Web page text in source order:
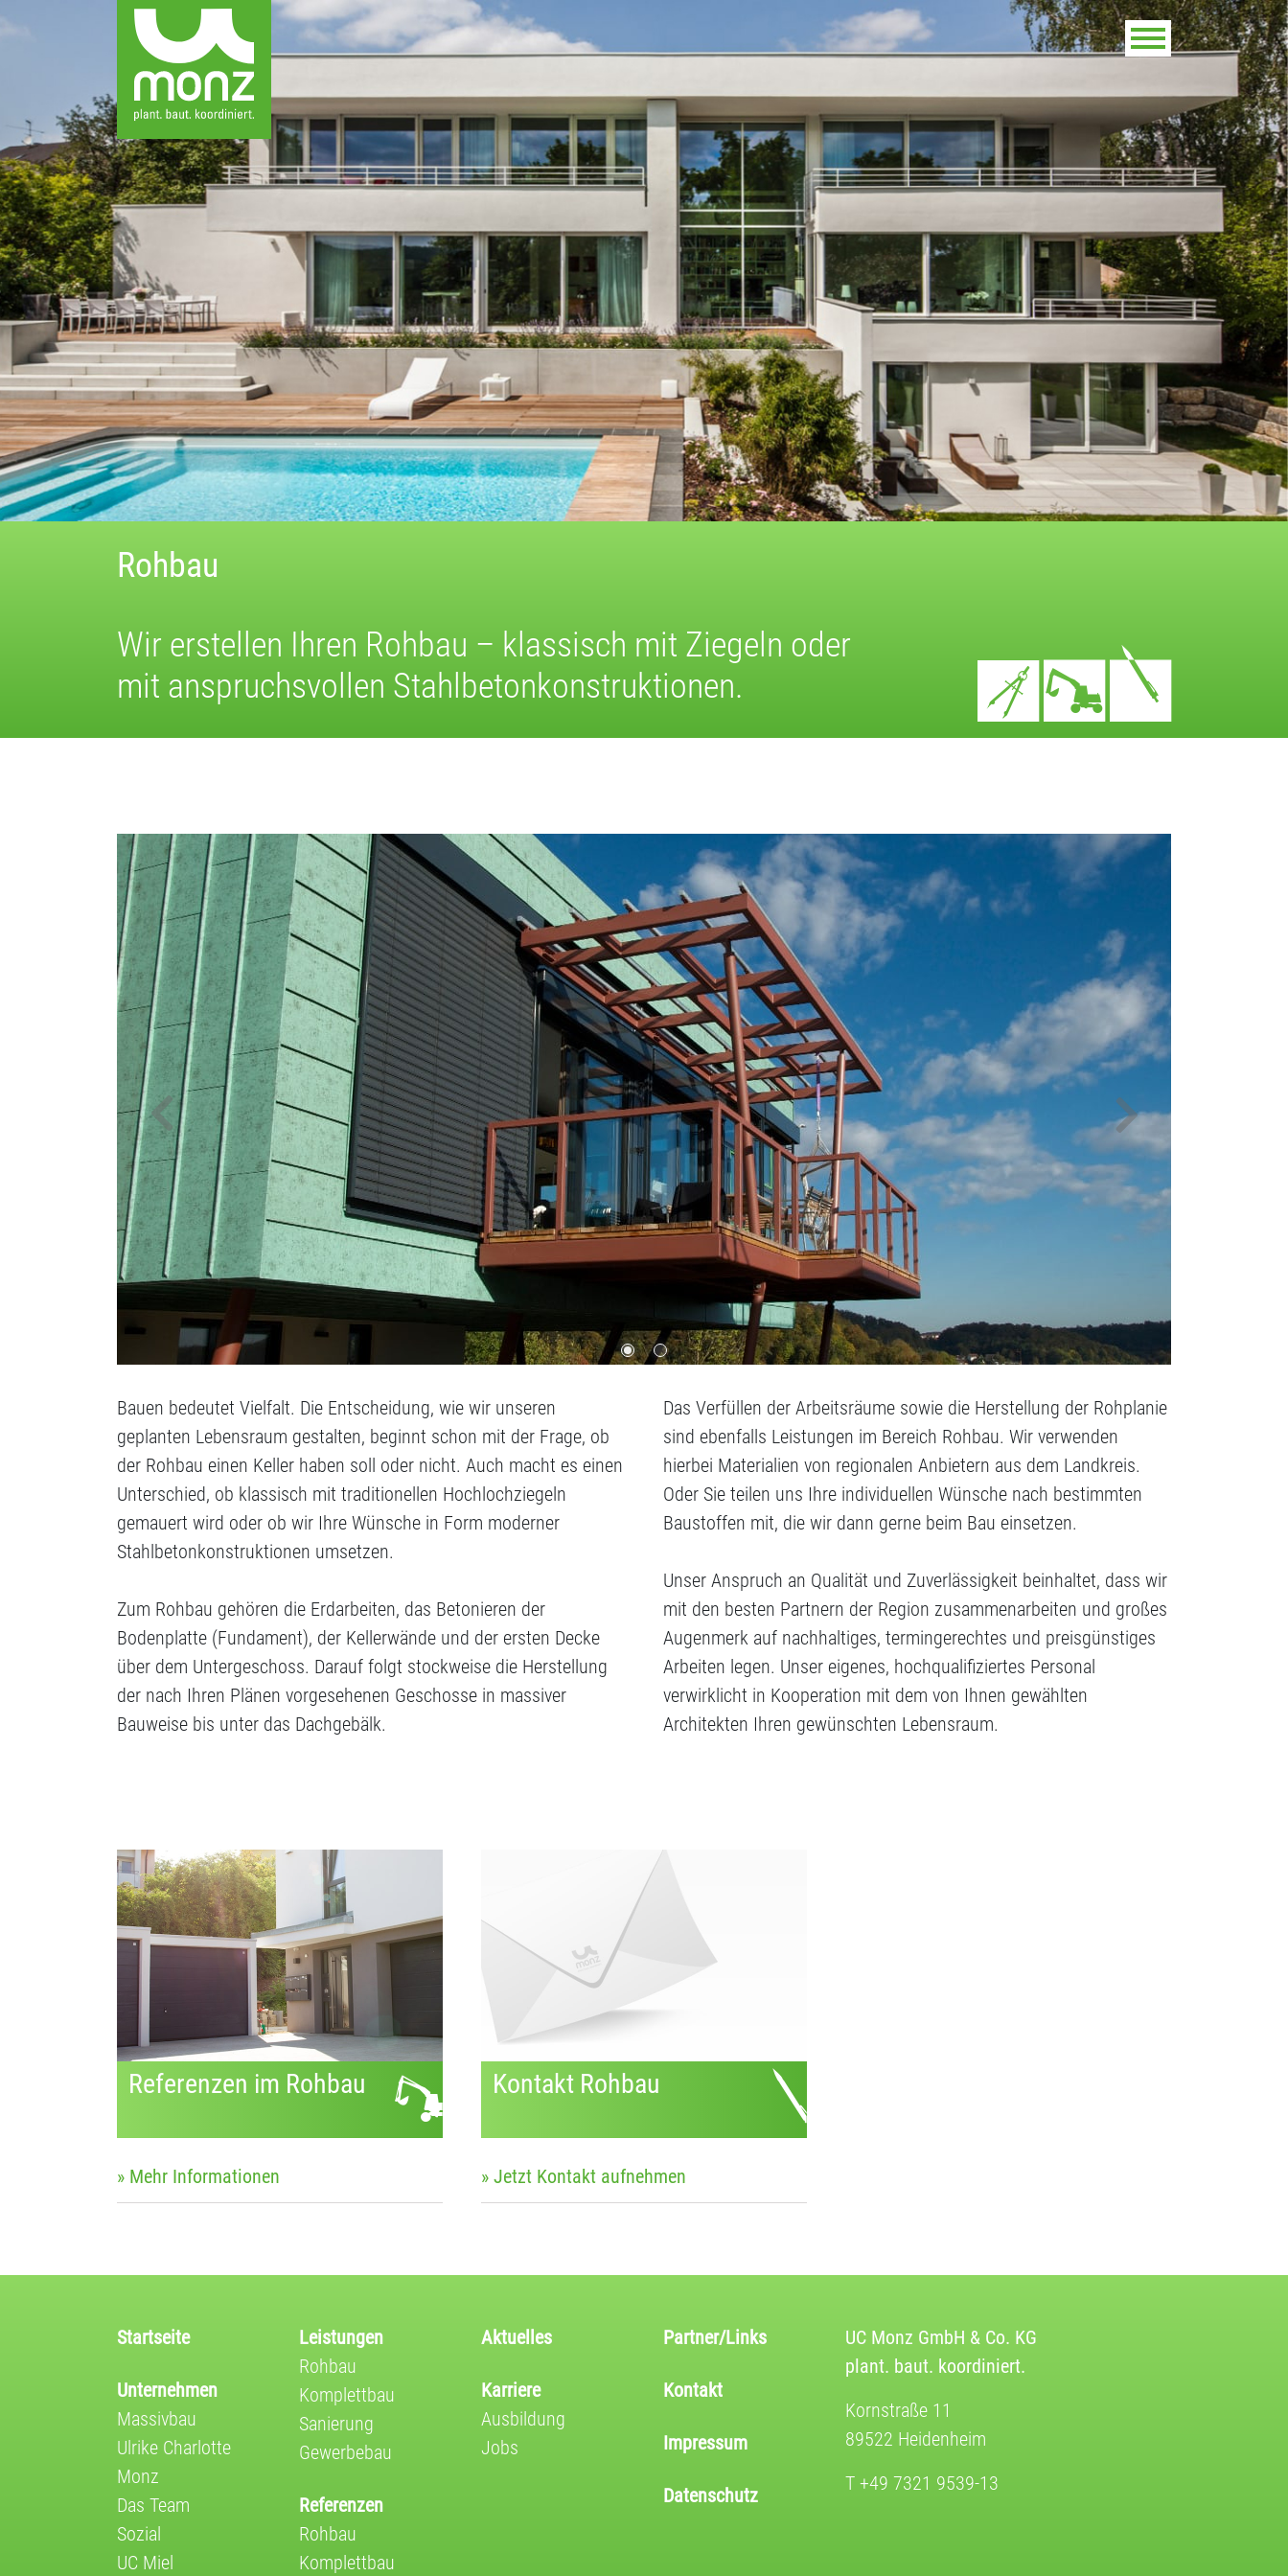
Rohbau
Wir erstellen Ihren Rohbau – klassisch mit Ziegeln oder
mit anspruchsvollen Stahlbetonkonstruktionen.
Bauen bedeutet Vielfalt. Die Entscheidung, wie wir unseren
geplanten Lebensraum gestalten, beginnt schon mit der Frage, ob
der Rohbau einen Keller haben soll oder nicht. Auch macht es einen
Unterschied, ob klassisch mit traditionellen Hochlochziegeln
gemauert wird oder ob wir Ihre Wünsche in Form moderner
Stahlbetonkonstruktionen umsetzen.
Zum Rohbau gehören die Erdarbeiten, das Betonieren der
Bodenplatte (Fundament), der Kellerwände und der ersten Decke
über dem Untergeschoss. Darauf folgt stockweise die Herstellung
der nach Ihren Plänen vorgesehenen Geschosse in massiver
Bauweise bis unter das Dachgebälk.
Das Verfüllen der Arbeitsräume sowie die Herstellung der Rohplanie
sind ebenfalls Leistungen im Bereich Rohbau. Wir verwenden
hierbei Materialien von regionalen Anbietern aus dem Landkreis.
Oder Sie teilen uns Ihre individuellen Wünsche nach bestimmten
Baustoffen mit, die wir dann gerne beim Bau einsetzen.
Unser Anspruch an Qualität und Zuverlässigkeit beinhaltet, dass wir
mit den besten Partnern der Region zusammenarbeiten und großes
Augenmerk auf nachhaltiges, termingerechtes und preisgünstiges
Arbeiten legen. Unser eigenes, hochqualifiziertes Personal
verwirklicht in Kooperation mit dem von Ihnen gewählten
Architekten Ihren gewünschten Lebensraum.
Referenzen im Rohbau
» Mehr Informationen
Kontakt Rohbau
» Jetzt Kontakt aufnehmen
Startseite
Unternehmen
Massivbau
Ulrike Charlotte
Monz
Das Team
Sozial
UC Miel
Leistungen
Rohbau
Komplettbau
Sanierung
Gewerbebau
Referenzen
Rohbau
Komplettbau
Aktuelles
Karriere
Ausbildung
Jobs
Partner/Links
Kontakt
Impressum
Datenschutz
UC Monz GmbH & Co. KG
plant. baut. koordiniert.
Kornstraße 11
89522 Heidenheim
T +49 7321 9539-13